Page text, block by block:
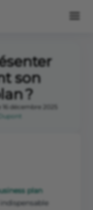
son
?
décembre 2025
plan